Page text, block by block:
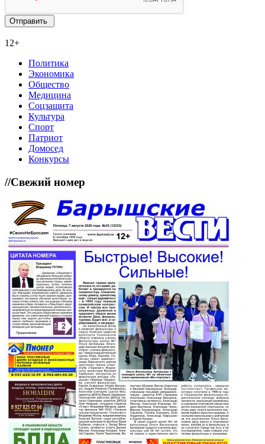
12+
Политика
Экономика
Общество
Медицина
Соцзащита
Культура
Спорт
Патриот
Домосед
Конкурсы
//Свежий номер